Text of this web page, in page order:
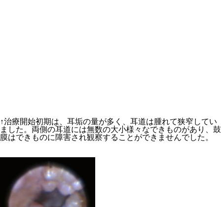
↑治療開始初期は、耳垢の量が多く、耳道は腫れて狭窄してい
ました。両側の耳道には無数の大⼩様々なできものがあり、⿎
膜はできものに障害され観察することができませんでした。